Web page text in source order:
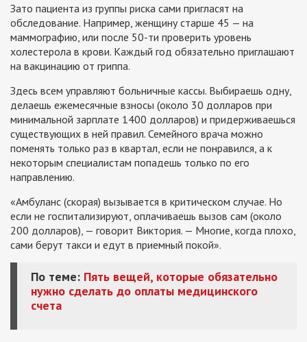
Зато пациента из группы риска сами пригласят на
обследование. Например, женщину старше 45 — на
маммографию, или после 50-ти проверить уровень
холестерола в крови. Каждый год обязательно приглашают
на вакцинацию от гриппа.
Здесь всем управляют больничные кассы. Выбираешь одну,
делаешь ежемесячные взносы (около 30 долларов при
минимальной зарплате 1400 долларов) и придерживаешься
существующих в ней правил. Семейного врача можно
поменять только раз в квартал, если не понравился, а к
некоторым специалистам попадешь только по его
направлению.
«Амбуланс (скорая) вызывается в критическом случае. Но
если не госпитализируют, оплачиваешь вызов сам (около
200 долларов), — говорит Виктория. — Многие, когда плохо,
сами берут такси и едут в приемный покой».
По теме: Пять вещей, которые обязательно
нужно сделать до оплаты медицинского
счета